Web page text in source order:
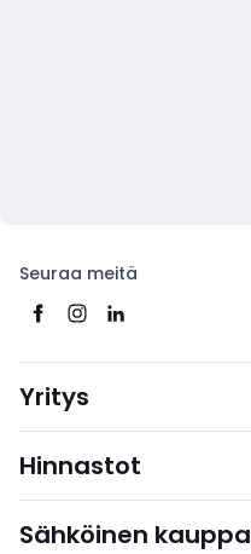
Seuraa meitä
Yritys
Hinnastot
Sähköinen kauppa